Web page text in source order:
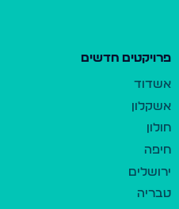
פרויקטים חדשים
אשדוד
אשקלון
חולון
חיפה
ירושלים
טבריה